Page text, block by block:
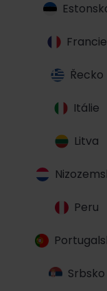
Francie
Řecko
Itálie
Litva
Peru
Srbsko